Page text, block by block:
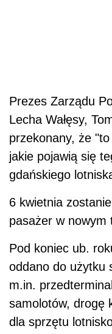
Prezes Zarządu
Lecha Wałęsy,
przekonany, że
jakie pojawią się
gdańskiego
6 kwietnia
pasażer w nowym
Pod koniec ub.
oddano do użytku
m.in.
samolotów, drogę
dla sprzętu